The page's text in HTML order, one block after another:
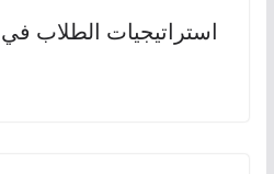
استراتيجيات الطلاب في